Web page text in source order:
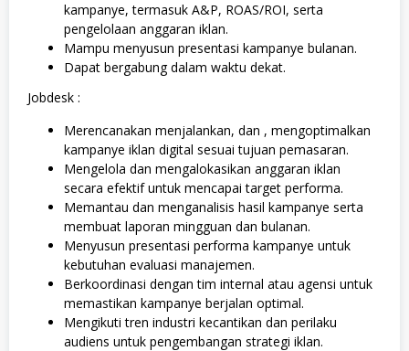
kampanye, termasuk A&P, ROAS/ROI, serta
pengelolaan anggaran iklan.
Mampu menyusun presentasi kampanye bulanan.
Dapat bergabung dalam waktu dekat.
Jobdesk :
Merencanakan menjalankan, dan , mengoptimalkan
kampanye iklan digital sesuai tujuan pemasaran.
Mengelola dan mengalokasikan anggaran iklan
secara efektif untuk mencapai target performa.
Memantau dan menganalisis hasil kampanye serta
membuat laporan mingguan dan bulanan.
Menyusun presentasi performa kampanye untuk
kebutuhan evaluasi manajemen.
Berkoordinasi dengan tim internal atau agensi untuk
memastikan kampanye berjalan optimal.
Mengikuti tren industri kecantikan dan perilaku
audiens untuk pengembangan strategi iklan.